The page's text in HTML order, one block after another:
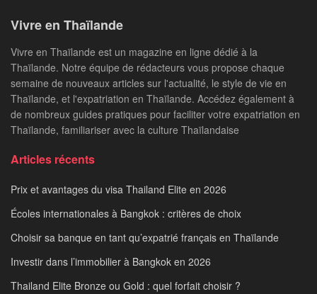
Vivre en Thaïlande
Vivre en Thaïlande est un magazine en ligne dédié à la
Thaïlande. Notre équipe de rédacteurs vous propose chaque
semaine de nouveaux articles sur l'actualité, le style de vie en
Thaïlande, et l'expatriation en Thaïlande. Accédez également à
de nombreux guides pratiques pour faciliter votre expatriation en
Thaïlande, familiariser avec la culture Thaïlandaise
Articles récents
Prix et avantages du visa Thailand Elite en 2026
Écoles internationales à Bangkok : critères de choix
Choisir sa banque en tant qu’expatrié français en Thaïlande
Investir dans l’immobilier à Bangkok en 2026
Thailand Elite Bronze ou Gold : quel forfait choisir ?